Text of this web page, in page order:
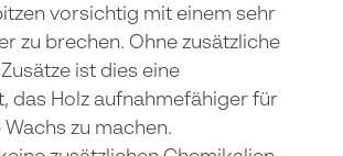
vorsichtig mit einem sehr
zu brechen. Ohne zusätzliche
ist dies eine
das Holz aufnahmefähiger für
zu machen.